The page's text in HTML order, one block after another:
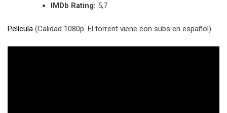
IMDb Rating: 5,7
Película (Calidad 1080p. El torrent viene con subs en español)